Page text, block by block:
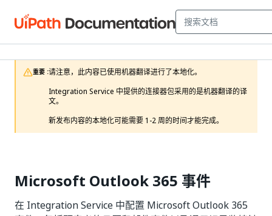
重要 :请注意，此内容已使用机器翻译进行了本地化。
Integration Service 中提供的连接器包采用的是机器翻译的译
文。
新发布内容的本地化可能需要 1-2 周的时间才能完成。
Microsoft Outlook 365 事件
在 Integration Service 中配置 Microsoft Outlook 365